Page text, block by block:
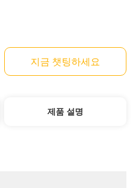
지금 챗팅하세요
제품 설명